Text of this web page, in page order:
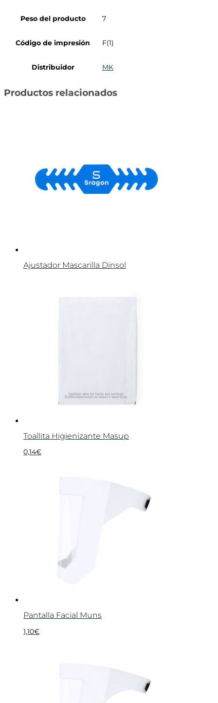
Peso del producto 7
Código de impresión F(1)
Distribuidor MK
Productos relacionados
Ajustador Mascarilla Dinsol
Toallita Higienizante Masup
0,14€
Pantalla Facial Muns
1,10€